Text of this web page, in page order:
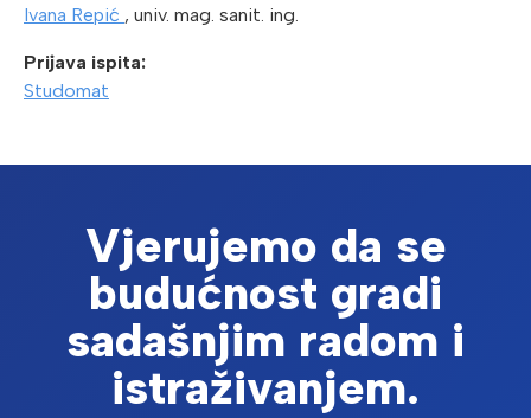
Ivana Repić , univ. mag. sanit. ing.
Prijava ispita:
Studomat
Vjerujemo da se
budućnost gradi
sadašnjim radom i
istraživanjem.